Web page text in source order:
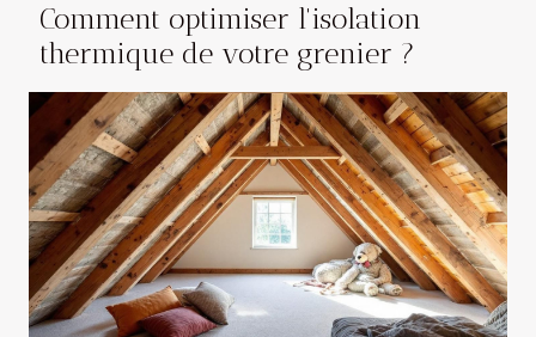
Comment optimiser l'isolation
thermique de votre grenier ?